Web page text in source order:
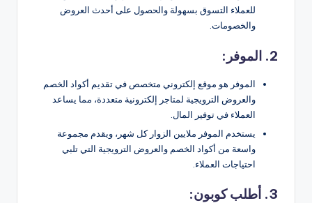
للعملاء التسوق بسهولة والحصول على أحدث العروض
والخصومات.
2. الموفر:
الموفر هو موقع إلكتروني متخصص في تقديم أكواد الخصم
والعروض الترويجية لمتاجر إلكترونية متعددة، مما يساعد
العملاء في توفير المال.
يستخدم الموفر ملايين الزوار كل شهر، ويقدم مجموعة
واسعة من أكواد الخصم والعروض الترويجية التي تلبي
احتياجات العملاء.
3. أطلب كوبون: